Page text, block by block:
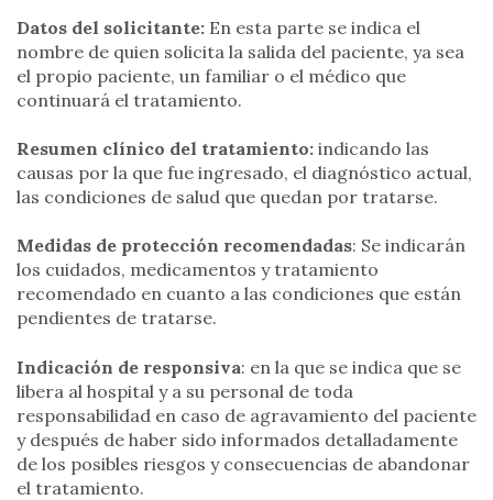
Datos del solicitante: En esta parte se indica el
nombre de quien solicita la salida del paciente, ya sea
el propio paciente, un familiar o el médico que
continuará el tratamiento.
Resumen clínico del tratamiento: indicando las
causas por la que fue ingresado, el diagnóstico actual,
las condiciones de salud que quedan por tratarse.
Medidas de protección recomendadas: Se indicarán
los cuidados, medicamentos y tratamiento
recomendado en cuanto a las condiciones que están
pendientes de tratarse.
Indicación de responsiva: en la que se indica que se
libera al hospital y a su personal de toda
responsabilidad en caso de agravamiento del paciente
y después de haber sido informados detalladamente
de los posibles riesgos y consecuencias de abandonar
el tratamiento.